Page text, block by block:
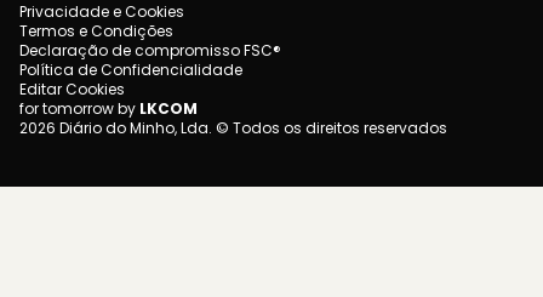
Privacidade e Cookies
Termos e Condições
Declaração de compromisso FSC®
Política de Confidencialidade
Editar Cookies
for tomorrow by LKCOM
2026 Diário do Minho, Lda. © Todos os direitos reservados